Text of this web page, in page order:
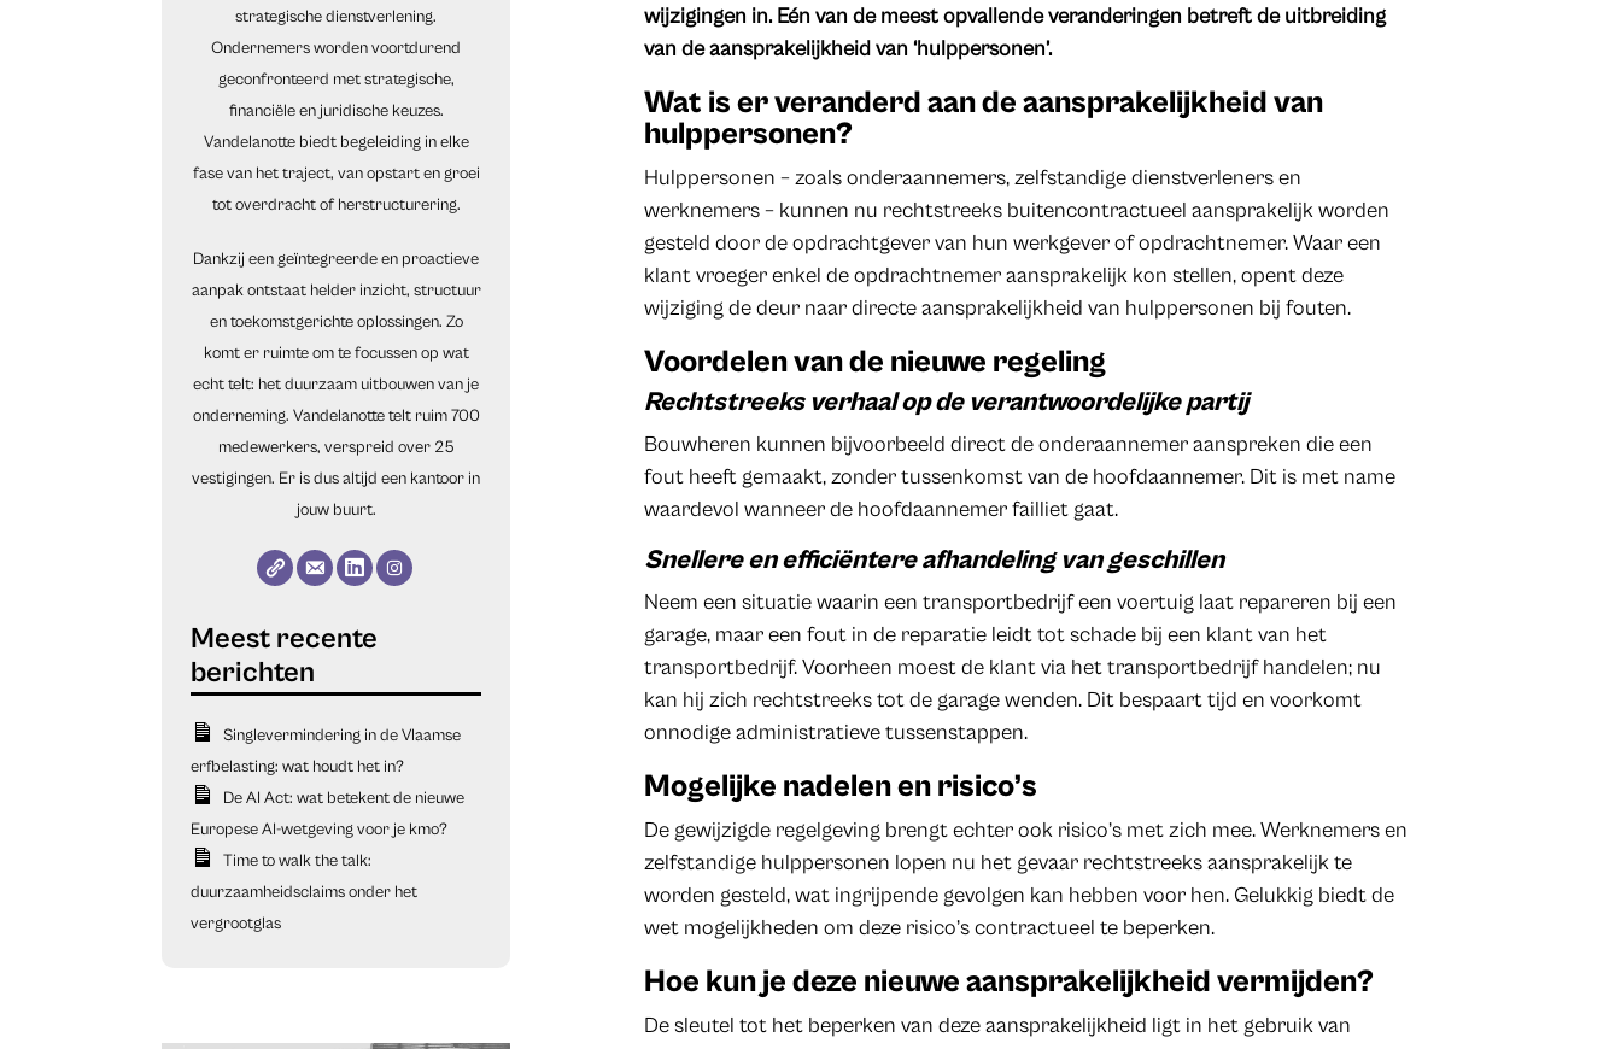
strategische dienstverlening.
Ondernemers worden voortdurend
geconfronteerd met strategische,
financiële en juridische keuzes.
Vandelanotte biedt begeleiding in elke
fase van het traject, van opstart en groei
tot overdracht of herstructurering.
Dankzij een geïntegreerde en proactieve
aanpak ontstaat helder inzicht, structuur
en toekomstgerichte oplossingen. Zo
komt er ruimte om te focussen op wat
echt telt: het duurzaam uitbouwen van je
onderneming. Vandelanotte telt ruim 700
medewerkers, verspreid over 25
vestigingen. Er is dus altijd een kantoor in
jouw buurt.
Singlevermindering in de Vlaamse
erfbelasting: wat houdt het in?
De AI Act: wat betekent de nieuwe
Europese AI-wetgeving voor je kmo?
Time to walk the talk:
duurzaamheidsclaims onder het
vergrootglas
wijzigingen in. Eén van de meest opvallende veranderingen betreft de uitbreiding
van de aansprakelijkheid van ‘hulppersonen’.
Wat is er veranderd aan de aansprakelijkheid van
hulppersonen?
Hulppersonen – zoals onderaannemers, zelfstandige dienstverleners en
werknemers – kunnen nu rechtstreeks buitencontractueel aansprakelijk worden
gesteld door de opdrachtgever van hun werkgever of opdrachtnemer. Waar een
klant vroeger enkel de opdrachtnemer aansprakelijk kon stellen, opent deze
wijziging de deur naar directe aansprakelijkheid van hulppersonen bij fouten.
Voordelen van de nieuwe regeling
Rechtstreeks verhaal op de verantwoordelijke partij
Bouwheren kunnen bijvoorbeeld direct de onderaannemer aanspreken die een
fout heeft gemaakt, zonder tussenkomst van de hoofdaannemer. Dit is met name
waardevol wanneer de hoofdaannemer failliet gaat.
Snellere en efficiëntere afhandeling van geschillen
Neem een situatie waarin een transportbedrijf een voertuig laat repareren bij een
garage, maar een fout in de reparatie leidt tot schade bij een klant van het
transportbedrijf. Voorheen moest de klant via het transportbedrijf handelen; nu
kan hij zich rechtstreeks tot de garage wenden. Dit bespaart tijd en voorkomt
onnodige administratieve tussenstappen.
Mogelijke nadelen en risico’s
De gewijzigde regelgeving brengt echter ook risico’s met zich mee. Werknemers en
zelfstandige hulppersonen lopen nu het gevaar rechtstreeks aansprakelijk te
worden gesteld, wat ingrijpende gevolgen kan hebben voor hen. Gelukkig biedt de
wet mogelijkheden om deze risico’s contractueel te beperken.
Hoe kun je deze nieuwe aansprakelijkheid vermijden?
De sleutel tot het beperken van deze aansprakelijkheid ligt in het gebruik van